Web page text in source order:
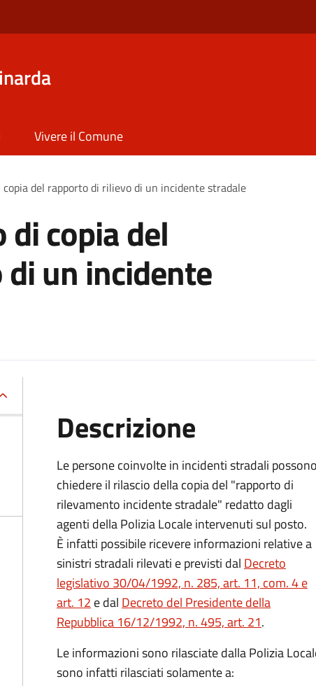
Vivere il Comune
copia del rapporto di rilievo di un incidente stradale
di copia del
un incidente
Descrizione
Le persone coinvolte in incidenti stradali
chiedere il rilascio della copia del "rapporto di
rilevamento incidente stradale" redatto dagli
agenti della Polizia Locale intervenuti sul posto.
È infatti possibile ricevere informazioni relative a
sinistri stradali rilevati e previsti dal Decreto
legislativo 30/04/1992, n. 285, art. 11, com. 4 e
art. 12 e dal Decreto del Presidente della
Repubblica 16/12/1992, n. 495, art. 21.
Le informazioni sono rilasciate dalla Polizia
sono infatti rilasciati solamente a: